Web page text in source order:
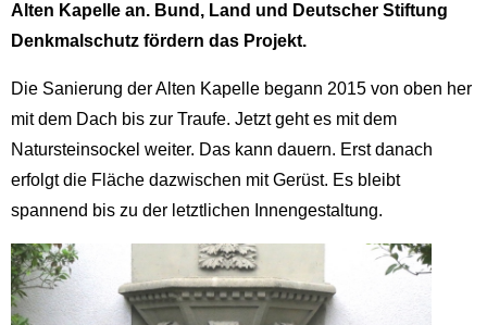
Alten Kapelle an. Bund, Land und Deutscher Stiftung
Denkmalschutz fördern das Projekt.
Die Sanierung der Alten Kapelle begann 2015 von oben her
mit dem Dach bis zur Traufe. Jetzt geht es mit dem
Natursteinsockel weiter. Das kann dauern. Erst danach
erfolgt die Fläche dazwischen mit Gerüst. Es bleibt
spannend bis zu der letztlichen Innengestaltung.